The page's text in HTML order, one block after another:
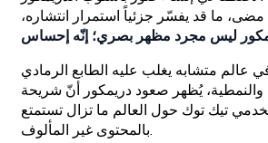
ما قد يفسّر جزئياً استمرار انتشاره،
ليس مجرد مظهر بصري؛ إنّه إحساس
عالم متشابه يغلب عليه الطابع الرمادي
والنمطية، يُظهر صعود دريمكور أنّ شريحة
تيك توك حول العالم ما تزال تستمتع
بالمحتوى غير المألوف.